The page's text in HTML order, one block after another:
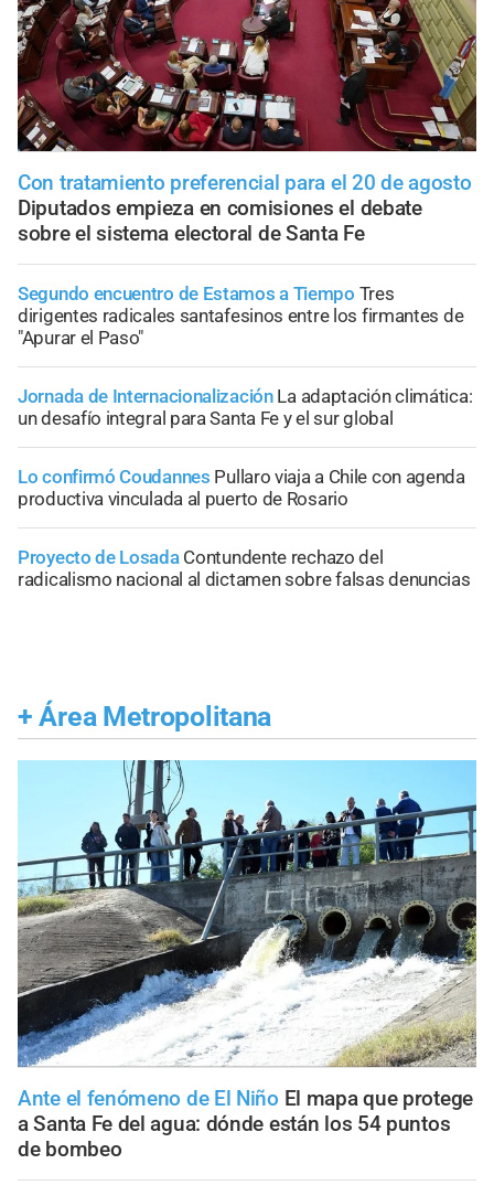
Con tratamiento preferencial para el 20 de agosto
Diputados empieza en comisiones el debate
sobre el sistema electoral de Santa Fe
Segundo encuentro de Estamos a Tiempo Tres
dirigentes radicales santafesinos entre los firmantes de
"Apurar el Paso"
Jornada de Internacionalización La adaptación climática:
un desafío integral para Santa Fe y el sur global
Lo confirmó Coudannes Pullaro viaja a Chile con agenda
productiva vinculada al puerto de Rosario
Proyecto de Losada Contundente rechazo del
radicalismo nacional al dictamen sobre falsas denuncias
+ Área Metropolitana
Ante el fenómeno de El Niño El mapa que protege
a Santa Fe del agua: dónde están los 54 puntos
de bombeo